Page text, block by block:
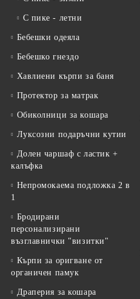
С пике - летни
Бебешки одеяла
Бебешко гнездо
Хавлиени кърпи за баня
Протектор за матрак
Обиколници за кошара
Луксозни подаръчни кутии
Долен чаршаф с ластик +
калъфка
Непромокаема подложка 2 в
1
Бродирани
персонализирани
възглавнички "визитки"
Кърпи за оригване от
органичен памук
Драперия за кошара